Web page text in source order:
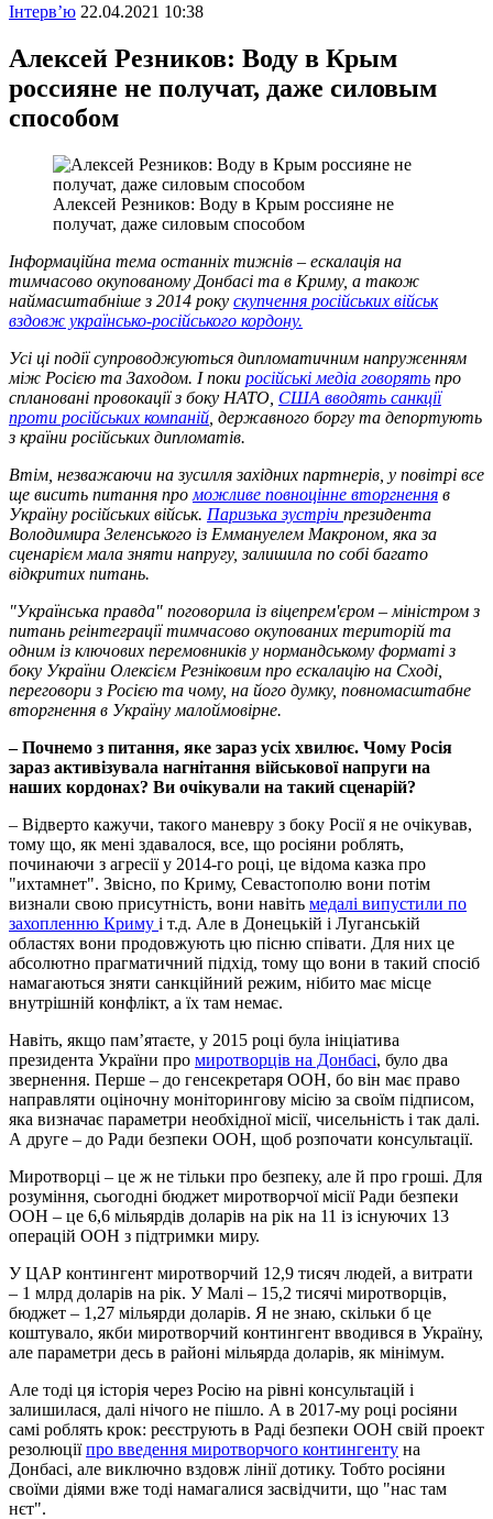
Інтерв’ю 22.04.2021 10:38
Алексей Резников: Воду в Крым
россияне не получат, даже силовым
способом
Алексей Резников: Воду в Крым россияне не
получат, даже силовым способом
Інформаційна тема останніх тижнів – ескалація на
тимчасово окупованому Донбасі та в Криму, а також
наймасштабніше з 2014 року скупчення російських військ
вздовж українсько-російського кордону.
Усі ці події супроводжуються дипломатичним напруженням
між Росією та Заходом. І поки російські медіа говорять про
сплановані провокації з боку НАТО, США вводять санкції
проти російських компаній , державного боргу та депортують
з країни російських дипломатів.
Втім, незважаючи на зусилля західних партнерів, у повітрі все
ще висить питання про можливе повноцінне вторгнення в
Україну російських військ. Паризька зустріч президента
Володимира Зеленського із Еммануелем Макроном, яка за
сценарієм мала зняти напругу, залишила по собі багато
відкритих питань.
"Українська правда" поговорила із віцепрем'єром – міністром з
питань реінтеграції тимчасово окупованих територій та
одним із ключових перемовників у нормандському форматі з
боку України Олексієм Резніковим про ескалацію на Сході,
переговори з Росією та чому, на його думку, повномасштабне
вторгнення в Україну малоймовірне.
– Почнемо з питання, яке зараз усіх хвилює. Чому Росія
зараз активізувала нагнітання військової напруги на
наших кордонах? Ви очікували на такий сценарій?
– Відверто кажучи, такого маневру з боку Росії я не очікував,
тому що, як мені здавалося, все, що росіяни роблять,
починаючи з агресії у 2014-го році, це відома казка про
"ихтамнет". Звісно, по Криму, Севастополю вони потім
визнали свою присутність, вони навіть медалі випустили по
захопленню Криму і т.д. Але в Донецькій і Луганській
областях вони продовжують цю пісню співати. Для них це
абсолютно прагматичний підхід, тому що вони в такий спосіб
намагаються зняти санкційний режим, нібито має місце
внутрішній конфлікт, а їх там немає.
Навіть, якщо пам’ятаєте, у 2015 році була ініціатива
президента України про миротворців на Донбасі, було два
звернення. Перше – до генсекретаря ООН, бо він має право
направляти оціночну моніторингову місію за своїм підписом,
яка визначає параметри необхідної місії, чисельність і так далі.
А друге – до Ради безпеки ООН, щоб розпочати консультації.
Миротворці – це ж не тільки про безпеку, але й про гроші. Для
розуміння, сьогодні бюджет миротворчої місії Ради безпеки
ООН – це 6,6 мільярдів доларів на рік на 11 із існуючих 13
операцій ООН з підтримки миру.
У ЦАР контингент миротворчий 12,9 тисяч людей, а витрати
– 1 млрд доларів на рік. У Малі – 15,2 тисячі миротворців,
бюджет – 1,27 мільярди доларів. Я не знаю, скільки б це
коштувало, якби миротворчий контингент вводився в Україну,
але параметри десь в районі мільярда доларів, як мінімум.
Але тоді ця історія через Росію на рівні консультацій і
залишилася, далі нічого не пішло. А в 2017-му році росіяни
самі роблять крок: реєструють в Раді безпеки ООН свій проект
резолюціїпро введення миротворчого контингенту на
Донбасі, але виключно вздовж лінії дотику. Тобто росіяни
своїми діями вже тоді намагалися засвідчити, що "нас там
нєт".